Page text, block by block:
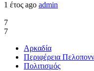
1 έτος ago admin
7
7
Αρκαδία
Περιφέρεια
Πολιτισμός